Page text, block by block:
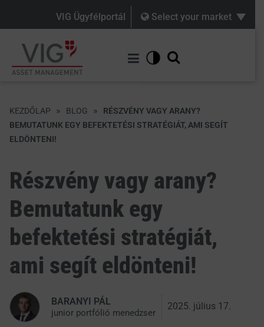
VIG Ügyfélportál Select your market
KEZDŐLAP » BLOG »
RÉSZVÉNY VAGY ARANY?
BEMUTATUNK EGY BEFEKTETÉSI STRATÉGIÁT, AMI SEGÍT
ELDÖNTENI!
Részvény vagy arany?
Bemutatunk egy
befektetési stratégiát,
ami segít eldönteni!
BARANYI PÁL
junior portfólió menedzser
2025. július 17.